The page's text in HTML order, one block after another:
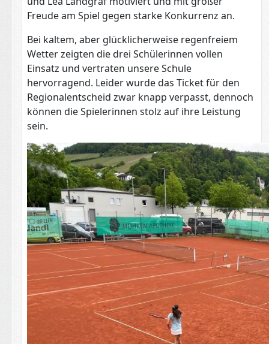
Freude am Spiel gegen starke Konkurrenz an.
Bei kaltem, aber glücklicherweise regenfreiem
Wetter zeigten die drei Schülerinnen vollen
Einsatz und vertraten unsere Schule
hervorragend. Leider wurde das Ticket für den
Regionalentscheid zwar knapp verpasst, dennoch
können die Spielerinnen stolz auf ihre Leistung
sein.